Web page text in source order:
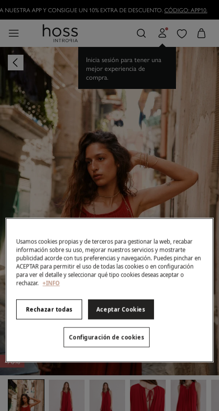
NUESTRA APP Y CONSIGUE UN 10% EXTRA DE DESCUENTO.CÓDIGO: APP10.
Inicia sesión para tener una
mejor experiencia de
compra.
-70%
Usamos cookies propias y de terceros para gestionar la web, recabar
información sobre su uso, mejorar nuestros servicios y mostrarte
publicidad acorde con tus preferencias y navegación. Puedes pinchar en
ACEPTAR para permitir el uso de todas las cookies o en configuración
para ver el detalle y seleccionar qué tipo cookies deseas aceptar o
rechazar. +INFO
Rechazar todas Aceptar Cookies
Configuración de cookies